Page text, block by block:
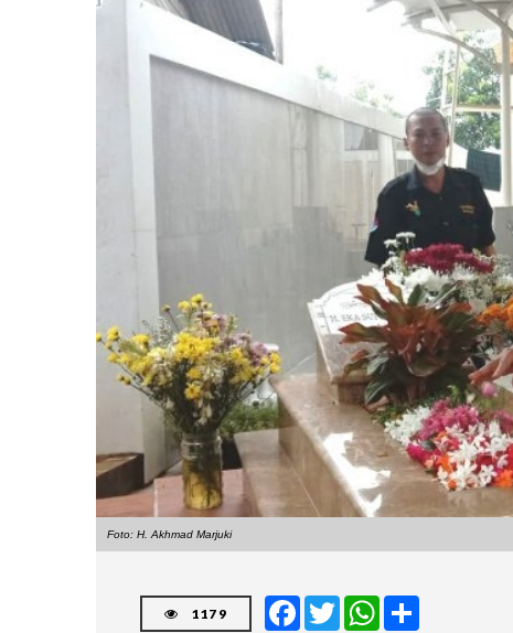
Foto: H. Akhmad Marjuki
1179
FacebookTwitter WhatsApp